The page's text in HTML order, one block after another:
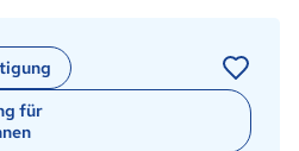
für